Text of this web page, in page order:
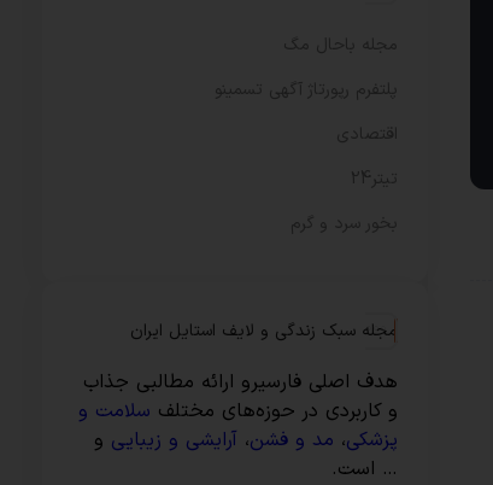
مجله باحال مگ
پلتفرم رپورتاژ آگهی تسمینو
اقتصادی
تیتر24
بخور سرد و گرم
مجله سبک زندگی و لایف استایل ایران
هدف اصلی فارسیرو ارائه مطالبی جذاب
و کاربردی در حوزه‌های مختلف سلامت و
پزشکی، مد و فشن، آرایشی و زیبایی و
… است.